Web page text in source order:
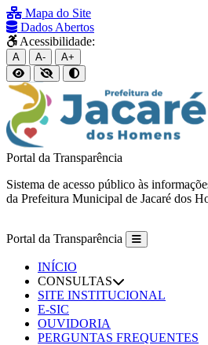
Mapa do Site
Dados Abertos
Acessibilidade:
A A- A+
Portal da Transparência
Sistema de acesso público às
da Prefeitura Municipal de Jacaré dos
Portal da Transparência
INÍCIO
CONSULTAS
SITE INSTITUCIONAL
E-SIC
OUVIDORIA
PERGUNTAS FREQUENTES